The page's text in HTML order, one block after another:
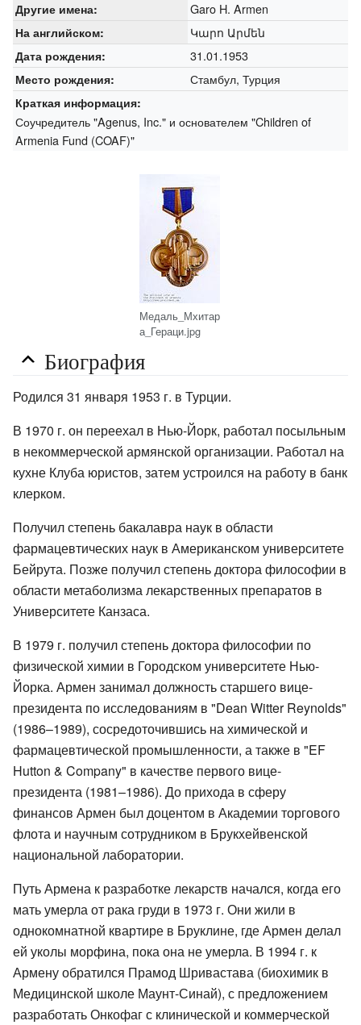
Другие имена: Garo H. Armen
На английском: Կարո Արմեն
Дата рождения: 31.01.1953
Место рождения: Стамбул, Турция
Краткая информация:
Соучредитель "Agenus, Inc." и основателем "Children of
Armenia Fund (COAF)"
Медаль_Мхитар
а_Гераци.jpg
Биография
Родился 31 января 1953 г. в Турции.
В 1970 г. он переехал в Нью-Йорк, работал посыльным
в некоммерческой армянской организации. Работал на
кухне Клуба юристов, затем устроился на работу в банк
клерком.
Получил степень бакалавра наук в области
фармацевтических наук в Американском университете
Бейрута. Позже получил степень доктора философии в
области метаболизма лекарственных препаратов в
Университете Канзаса.
В 1979 г. получил степень доктора философии по
физической химии в Городском университете Нью-
Йорка. Армен занимал должность старшего вице-
президента по исследованиям в "Dean Witter Reynolds"
(1986–1989), сосредоточившись на химической и
фармацевтической промышленности, а также в "EF
Hutton & Company" в качестве первого вице-
президента (1981–1986). До прихода в сферу
финансов Армен был доцентом в Академии торгового
флота и научным сотрудником в Брукхейвенской
национальной лаборатории.
Путь Армена к разработке лекарств начался, когда его
мать умерла от рака груди в 1973 г. Они жили в
однокомнатной квартире в Бруклине, где Армен делал
ей уколы морфина, пока она не умерла. В 1994 г. к
Армену обратился Прамод Шривастава (биохимик в
Медицинской школе Маунт-Синай), с предложением
разработать Онкофаг с клинической и коммерческой